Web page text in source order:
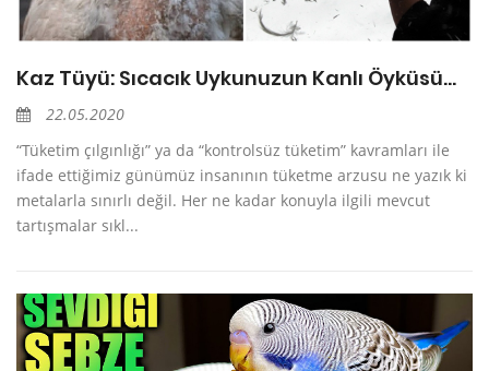
Kaz Tüyü: Sıcacık Uykunuzun Kanlı Öyküsü…
22.05.2020
“Tüketim çılgınlığı” ya da “kontrolsüz tüketim” kavramları ile
ifade ettiğimiz günümüz insanının tüketme arzusu ne yazık ki
metalarla sınırlı değil. Her ne kadar konuyla ilgili mevcut
tartışmalar sıkl...